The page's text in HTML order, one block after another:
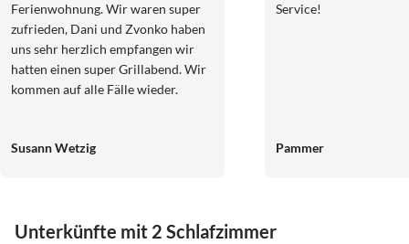
Ferienwohnung. Wir waren super
zufrieden, Dani und Zvonko haben
uns sehr herzlich empfangen wir
hatten einen super Grillabend. Wir
kommen auf alle Fälle wieder.
Susann Wetzig
Service!
Pammer
Unterkünfte mit 2 Schlafzimmer